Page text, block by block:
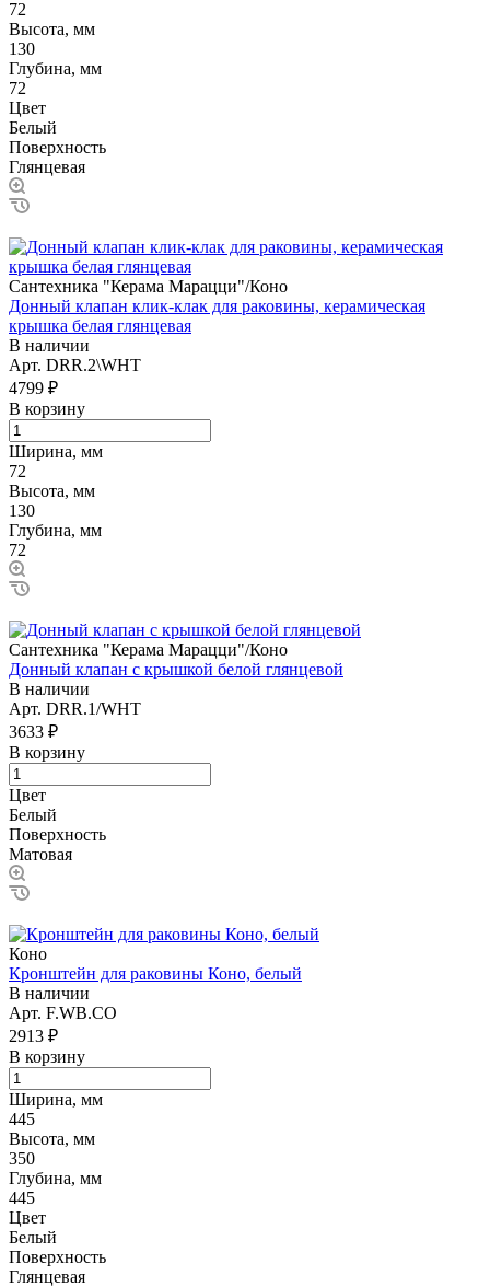
72
Высота, мм
130
Глубина, мм
72
Цвет
Белый
Поверхность
Глянцевая
Сантехника "Керама Марацци"/Коно
Донный клапан клик-клак для раковины, керамическая
крышка белая глянцевая
В наличии
Арт. DRR.2\WHT
4799 ₽
В корзину
Ширина, мм
72
Высота, мм
130
Глубина, мм
72
Сантехника "Керама Марацци"/Коно
Донный клапан с крышкой белой глянцевой
В наличии
Арт. DRR.1/WHT
3633 ₽
В корзину
Цвет
Белый
Поверхность
Матовая
Коно
Кронштейн для раковины Коно, белый
В наличии
Арт. F.WB.CO
2913 ₽
В корзину
Ширина, мм
445
Высота, мм
350
Глубина, мм
445
Цвет
Белый
Поверхность
Глянцевая